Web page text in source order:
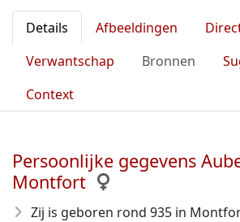
Details Afbeeldingen
Verwantschap
Bronnen
Context
Persoonlijke gegevens
Montfort
Zij is geboren rond 935 in